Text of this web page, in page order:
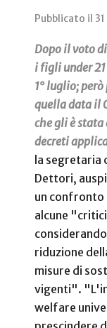
Pubblicato il
Dopo il voto
i figli under
1° luglio;
quella data il
che gli è
decreti
la segretaria
Dettori,
un confronto
alcune
riduzione
misure di
vigenti".
welfare